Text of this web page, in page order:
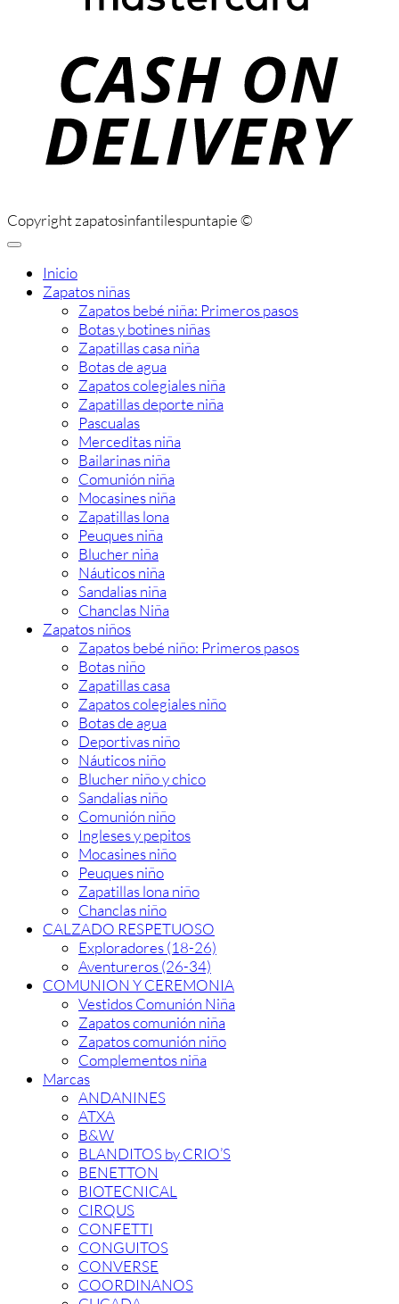
Copyright zapatosinfantilespuntapie ©
Inicio
Zapatos niñas
Zapatos bebé niña: Primeros pasos
Botas y botines niñas
Zapatillas casa niña
Botas de agua
Zapatos colegiales niña
Zapatillas deporte niña
Pascualas
Merceditas niña
Bailarinas niña
Comunión niña
Mocasines niña
Zapatillas lona
Peuques niña
Blucher niña
Náuticos niña
Sandalias niña
Chanclas Niña
Zapatos niños
Zapatos bebé niño: Primeros pasos
Botas niño
Zapatillas casa
Zapatos colegiales niño
Botas de agua
Deportivas niño
Náuticos niño
Blucher niño y chico
Sandalias niño
Comunión niño
Ingleses y pepitos
Mocasines niño
Peuques niño
Zapatillas lona niño
Chanclas niño
CALZADO RESPETUOSO
Exploradores (18-26)
Aventureros (26-34)
COMUNION Y CEREMONIA
Vestidos Comunión Niña
Zapatos comunión niña
Zapatos comunión niño
Complementos niña
Marcas
ANDANINES
ATXA
B&W
BLANDITOS by CRIO’S
BENETTON
BIOTECNICAL
CIRQUS
CONFETTI
CONGUITOS
CONVERSE
COORDINANOS